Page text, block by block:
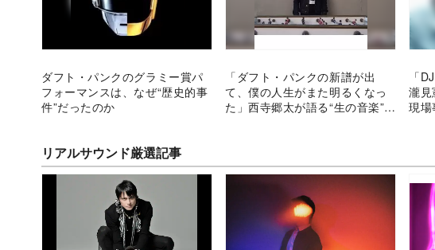
ダフト・パンクのグラミー賞パ
フォーマンスは、なぜ“歴史的事
件”だったのか
「ダフト・パンクの新譜が出
て、僕の人生がまた明るくなっ
た」西寺郷太が語る“生の音楽”の
「
瀧見
現場
リアルサウンド厳選記事